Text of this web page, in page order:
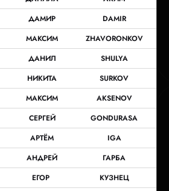
ДАМИР
DAMIR
МАКСИМ
ZHAVORONKOV
ДАНИЛ
SHULYA
НИКИТА
SURKOV
МАКСИМ
AKSENOV
СЕРГЕЙ
GONDURASA
АРТЁМ
IGA
АНДРЕЙ
ГАРБА
ЕГОР
КУЗНЕЦ